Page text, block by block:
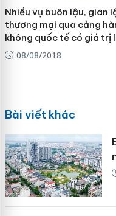
Nhiều vụ buôn lậu, gian
thương mại qua cảng
không quốc tế có giá trị
08/08/2018
Bài viết khác